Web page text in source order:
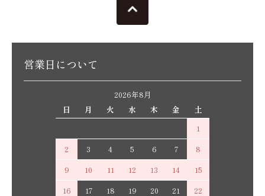
営業日について
2026年8月
日
月 火 水 木 金
土
1
2
3 4 5 6 7
8
9
10 11 12 13 14
15
16
17 18 19 20 21
22